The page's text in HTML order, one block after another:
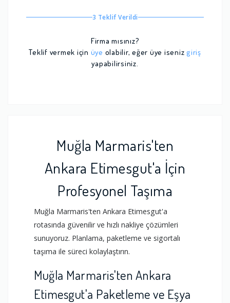
3 Teklif Verildi
Firma mısınız?
Teklif vermek için üye olabilir, eğer üye iseniz giriş
yapabilirsiniz.
Muğla Marmaris'ten
Ankara Etimesgut'a İçin
Profesyonel Taşıma
Muğla Marmaris'ten Ankara Etimesgut'a
rotasında güvenilir ve hızlı nakliye çözümleri
sunuyoruz. Planlama, paketleme ve sigortalı
taşıma ile süreci kolaylaştırın.
Muğla Marmaris'ten Ankara
Etimesgut'a Paketleme ve Eşya